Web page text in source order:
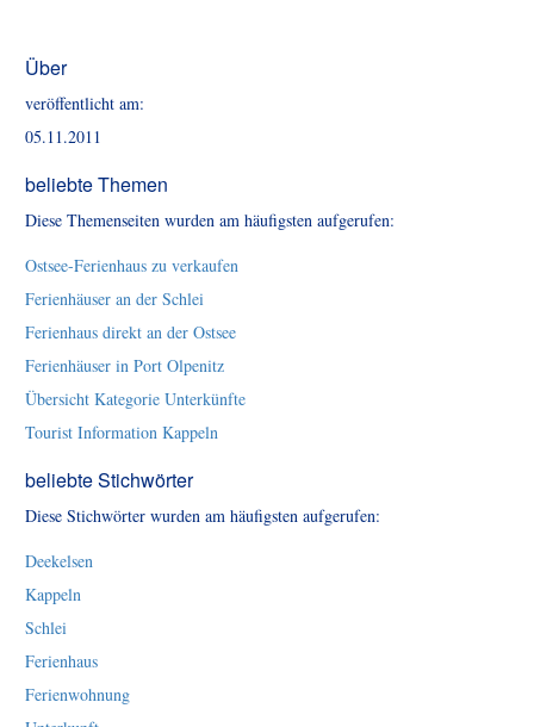
Über
veröffentlicht am:
05.11.2011
beliebte Themen
Diese Themenseiten wurden am häufigsten aufgerufen:
Ostsee-Ferienhaus zu verkaufen
Ferienhäuser an der Schlei
Ferienhaus direkt an der Ostsee
Ferienhäuser in Port Olpenitz
Übersicht Kategorie Unterkünfte
Tourist Information Kappeln
beliebte Stichwörter
Diese Stichwörter wurden am häufigsten aufgerufen:
Deekelsen
Kappeln
Schlei
Ferienhaus
Ferienwohnung